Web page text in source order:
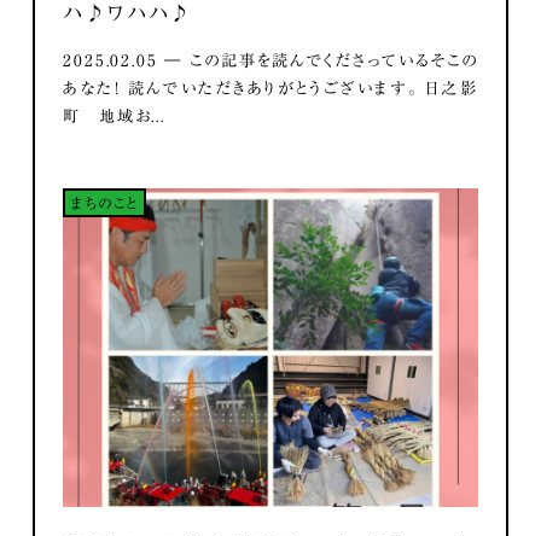
ハ♪ワハハ♪
2025.02.05 ― この記事を読んでくださっているそこの
あなた！ 読んでいただきありがとうございます。 日之影
町 地域お...
まちのこと